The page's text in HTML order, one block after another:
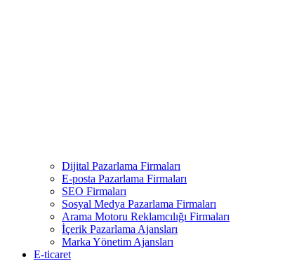
Dijital Pazarlama Firmaları
E-posta Pazarlama Firmaları
SEO Firmaları
Sosyal Medya Pazarlama Firmaları
Arama Motoru Reklamcılığı Firmaları
İçerik Pazarlama Ajansları
Marka Yönetim Ajansları
E-ticaret